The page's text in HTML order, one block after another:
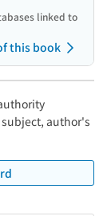
linked to
this book
author's